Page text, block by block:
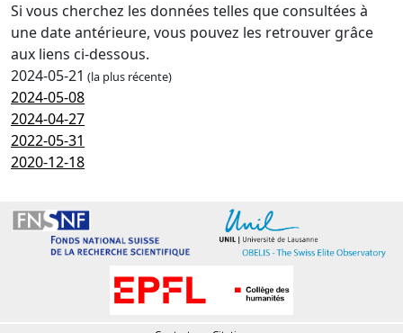
Si vous cherchez les données telles que consultées à
une date antérieure, vous pouvez les retrouver grâce
aux liens ci-dessous.
2024-05-21 (la plus récente)
2024-05-08
2024-04-27
2022-05-31
2020-12-18